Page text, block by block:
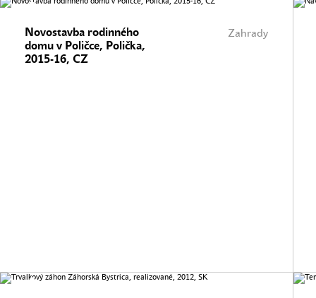
Zahrady
Novostavba rodinného
domu v Poličce, Polička,
2015-16, CZ